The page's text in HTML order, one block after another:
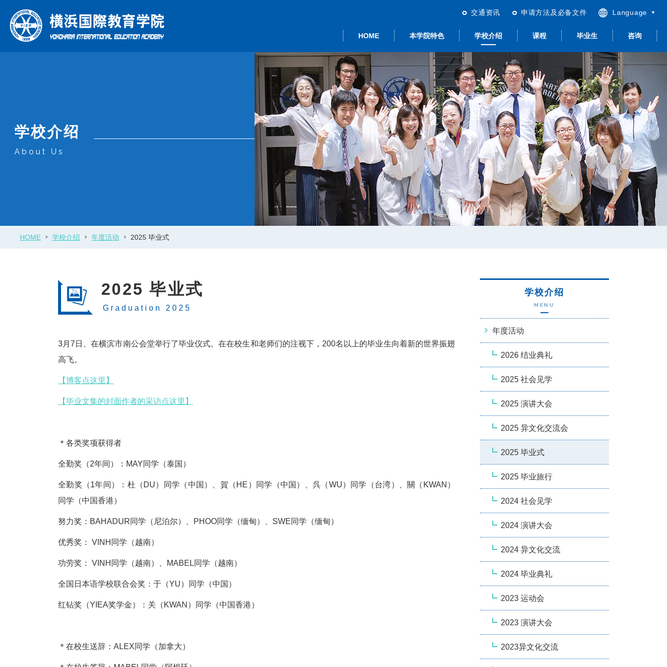
交通资讯 申请方法及必备文件
Language
繁體中文
简体中文
HOME 本学院特色
本学院特色
What Makes Us Special
本学院的教学 升学与就职 品质管理 & ISO
学校介绍
学校介绍
About Us
行事历 留学生活 关于住宿
课程
课程
Courses
综合日本语 ＜留学签
大学院进修班
综合日本语＜留学以
外＞
就职辅导
其他课程
毕业生 咨询
学校介绍
About Us
HOME 学校介绍 年度活动 2025 毕业式
2025 毕业式
Graduation 2025
3月7日、在横滨市南公会堂举行了毕业仪式。在在校生和老师们的注视下，200名以上的毕业生向着新的世界振翅
高飞。
【博客点这里】
【毕业文集的封面作者的采访点这里】
＊各类奖项获得者
全勤奖（2年间）：MAY同学（泰国）
全勤奖（1年间）：杜（DU）同学（中国）、賀（HE）同学（中国）、呉（WU）同学（台湾）、關（KWAN）
同学（中国香港）
努力奖：BAHADUR同学（尼泊尔）、PHOO同学（缅甸）、SWE同学（缅甸）
优秀奖： VINH同学（越南）
功劳奖： VINH同学（越南）、MABEL同学（越南）
全国日本语学校联合会奖：于（YU）同学（中国）
红钻奖（YIEA奖学金）：关（KWAN）同学（中国香港）
＊在校生送辞：ALEX同学（加拿大）
学校介绍
MENU
年度活动
2026 结业典礼
2025 社会见学
2025 演讲大会
2025 异文化交流会
2025 毕业式
2025 毕业旅行
2024 社会见学
2024 演讲大会
2024 异文化交流
2024 毕业典礼
2023 运动会
2023 演讲大会
2023异文化交流